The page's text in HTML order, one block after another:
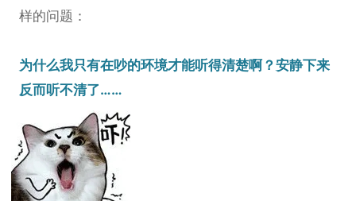
样的问题：
为什么我只有在吵的环境才能听得清楚啊？安静下来
反而听不清了……